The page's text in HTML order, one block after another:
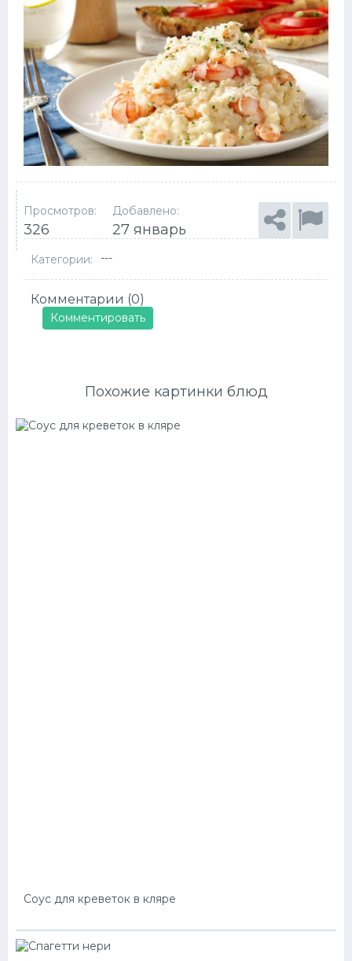
Просмотров:
326
Добавлено:
27 январь
Категории: ---
Комментарии (0)
Комментировать
Похожие картинки блюд
Соус для креветок в кляре